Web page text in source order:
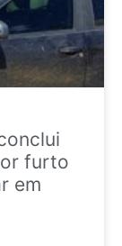
furto
em